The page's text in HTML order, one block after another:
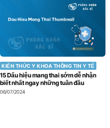
KIẾN THỨC Y KHOA THÔNG TIN Y TẾ
15 Dấu hiệu mang thai sớm dễ nhận
biết nhất ngay những tuần đầu
06/07/2024